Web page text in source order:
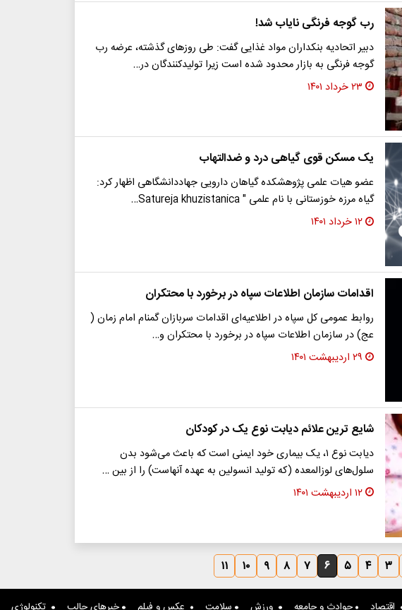
رب گوجه فرنگی نایاب شد!
دبیر اتحادیه بنکداران مواد غذایی گفت: طی روزهای گذشته، عرضه رب
گوجه فرنگی به بازار محدود شده است زیرا تولیدکنندگان در…
۲۳ خرداد ۱۴۰۱
یک مسکن قوی گیاهی درد و ضدالتهاب
عضو هیات علمی پژوهشکده گیاهان دارویی جهاددانشگاهی اظهار کرد:
گیاه مرزه خوزستانی با نام علمی " Satureja khuzistanica…
۱۲ خرداد ۱۴۰۱
اقدامات سازمان اطلاعات سپاه در برخورد با محتکران
روابط عمومی کل سپاه در اطلاعیه‌ای اقدامات سربازان گمنام امام زمان (
عج) در سازمان اطلاعات سپاه در برخورد با محتکران و…
۲۹ اردیبهشت ۱۴۰۱
شایع ترین علائم دیابت نوع یک در کودکان
دیابت نوع ۱، یک بیماری خود ایمنی است که باعث می‌شود بدن
سلول‌های لوزالمعده (که تولید انسولین به عهده آنهاست) را از بین …
۱۲ اردیبهشت ۱۴۰۱
۳ ۴ ۵ ۶ ۷ ۸ ۹ ۱۰ ۱۱